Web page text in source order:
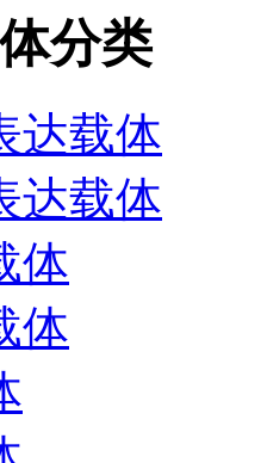
分类
达载体
达载体
体
体